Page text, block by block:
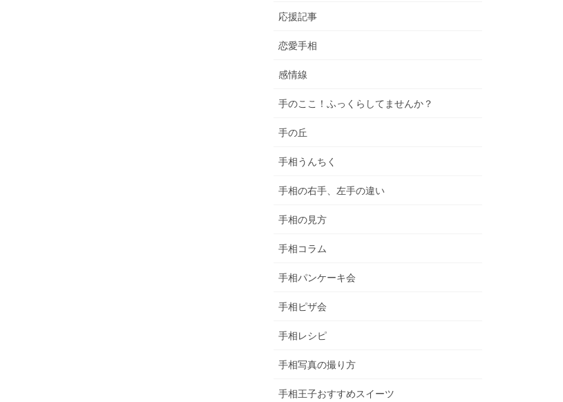
応援記事
恋愛手相
感情線
手のここ！ふっくらしてませんか？
手の丘
手相うんちく
手相の右手、左手の違い
手相の見方
手相コラム
手相パンケーキ会
手相ピザ会
手相レシピ
手相写真の撮り方
手相王子おすすめスイーツ